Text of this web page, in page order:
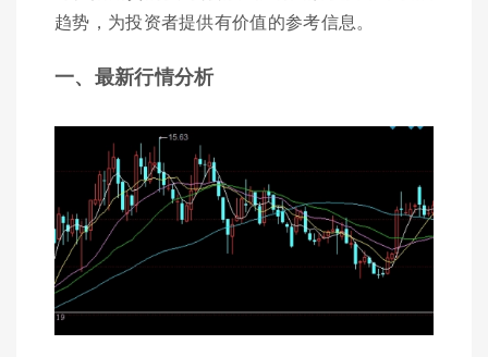
趋势，为投资者提供有价值的参考信息。
一、最新行情分析